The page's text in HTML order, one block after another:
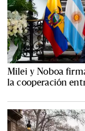
Milei y Noboa
la cooperación